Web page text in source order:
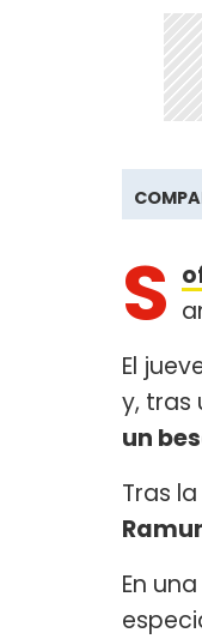
S
El
y, tras
un
Tras
En